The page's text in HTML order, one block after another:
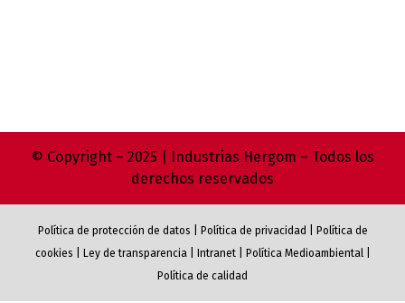
© Copyright – 2025 | Industrias Hergom – Todos los
derechos reservados
Política de protección de datos Política de privacidad
Política de
cookies
Ley de transparencia| Intranet| Política Medioambiental|
Política de calidad